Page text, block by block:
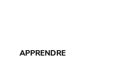
APPRENDRE